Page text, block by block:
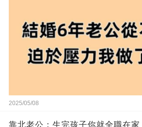
2025/05/08
靠北老公：生完孩子你就全職在